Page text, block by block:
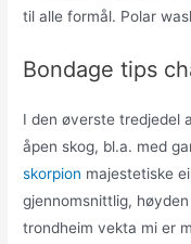
til alle formål. Polar
Bondage tips
I den øverste tredjedel
åpen skog, bl.a. med
skorpion majestetiske
gjennomsnittlig,
trondheim vekta mi er